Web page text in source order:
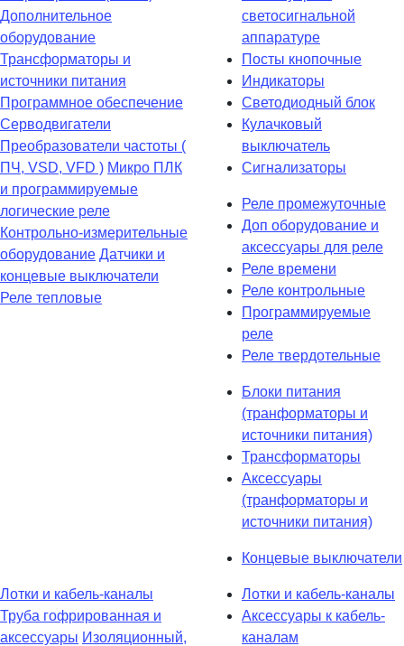
Дополнительное
оборудование
Транcформаторы и
источники питания
Программное обеспечение
Серводвигатели
Преобразователи частоты (
ПЧ, VSD, VFD ) Микро ПЛК
и программируемые
логические реле
Контрольно-измерительные
оборудование Датчики и
концевые выключатели
Реле тепловые
светосигнальной
аппаратуре
Посты кнопочные
Индикаторы
Светодиодный блок
Кулачковый
выключатель
Сигнализаторы
Реле промежуточные
Доп оборудование и
аксессуары для реле
Реле времени
Реле контрольные
Программируемые
реле
Реле твердотельные
Блоки питания
(транформаторы и
источники питания)
Трансформаторы
Аксессуары
(транформаторы и
источники питания)
Концевые выключатели
Лотки и кабель-каналы
Труба гофрированная и
аксессуары Изоляционный,
Лотки и кабель-каналы
Аксессуары к кабель-
каналам